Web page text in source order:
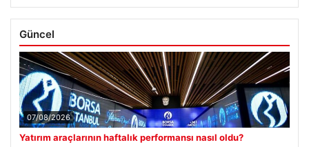
Güncel
07/08/2026
Yatırım araçlarının haftalık performansı nasıl oldu?